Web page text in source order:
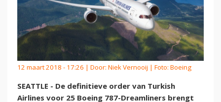
12 maart 2018 - 17:26 | Door: Niek Vernooij | Foto: Boeing
SEATTLE - De definitieve order van Turkish
Airlines voor 25 Boeing 787-Dreamliners brengt